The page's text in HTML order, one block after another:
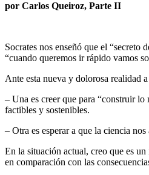
por Carlos Queiroz, Parte II
Socrates nos enseñó que el
“cuando queremos ir rápido vamos
Ante esta nueva y dolorosa realidad
– Una es creer que para “construir
factibles y sostenibles.
– Otra es esperar a que la ciencia
En la situación actual, creo que es
en comparación con las